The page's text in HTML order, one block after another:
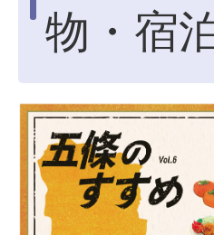
物・宿